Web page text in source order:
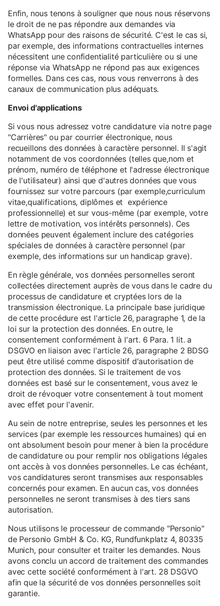
Enfin, nous tenons à souligner que nous nous réservons
le droit de ne pas répondre aux demandes via
WhatsApp pour des raisons de sécurité. C'est le cas si,
par exemple, des informations contractuelles internes
nécessitent une confidentialité particulière ou si une
réponse via WhatsApp ne répond pas aux exigences
formelles. Dans ces cas, nous vous renverrons à des
canaux de communication plus adéquats.
Envoi d'applications
Si vous nous adressez votre candidature via notre page
"Carrières" ou par courrier électronique, nous
recueillons des données à caractère personnel. Il s'agit
notamment de vos coordonnées (telles que,nom et
prénom, numéro de téléphone et l'adresse électronique
de l'utilisateur) ainsi que d'autres données que vous
fournissez sur votre parcours (par exemple,curriculum
vitae,qualifications, diplômes et expérience
professionnelle) et sur vous-même (par exemple, votre
lettre de motivation, vos intérêts personnels). Ces
données peuvent également inclure des catégories
spéciales de données à caractère personnel (par
exemple, des informations sur un handicap grave).
En règle générale, vos données personnelles seront
collectées directement auprès de vous dans le cadre du
processus de candidature et cryptées lors de la
transmission électronique. La principale base juridique
de cette procédure est l'article 26, paragraphe 1, de la
loi sur la protection des données. En outre, le
consentement conformément à l'art. 6 Para. 1 lit. a
DSGVO en liaison avec l'article 26, paragraphe 2 BDSG
peut être utilisé comme dispositif d'autorisation de
protection des données. Si le traitement de vos
données est basé sur le consentement, vous avez le
droit de révoquer votre consentement à tout moment
avec effet pour l'avenir.
Au sein de notre entreprise, seules les personnes et les
services (par exemple les ressources humaines) qui en
ont absolument besoin pour mener à bien la procédure
de candidature ou pour remplir nos obligations légales
ont accès à vos données personnelles. Le cas échéant,
vos candidatures seront transmises aux responsables
concernés pour examen. En aucun cas, vos données
personnelles ne seront transmises à des tiers sans
autorisation.
Nous utilisons le processeur de commande "Personio"
de Personio GmbH & Co. KG, Rundfunkplatz 4, 80335
Munich, pour consulter et traiter les demandes. Nous
avons conclu un accord de traitement des commandes
avec cette société conformément à l'art. 28 DSGVO
afin que la sécurité de vos données personnelles soit
garantie.